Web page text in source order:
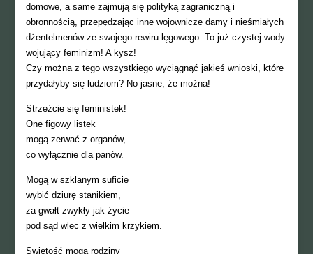
domowe, a same zajmują się polityką zagraniczną i
obronnością, przepędzając inne wojownicze damy i nieśmiałych
dżentelmenów ze swojego rewiru lęgowego. To już czystej wody
wojujący feminizm! A kysz!
Czy można z tego wszystkiego wyciągnąć jakieś wnioski, które
przydałyby się ludziom? No jasne, że można!
Strzeżcie się feministek!
One figowy listek
mogą zerwać z organów,
co wyłącznie dla panów.
Mogą w szklanym suficie
wybić dziurę stanikiem,
za gwałt zwykły jak życie
pod sąd wlec z wielkim krzykiem.
Swiętość mogą rodziny